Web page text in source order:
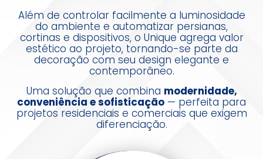
Além de controlar facilmente a luminosidade
do ambiente e automatizar persianas,
cortinas e dispositivos, o Unique agrega valor
estético ao projeto, tornando-se parte da
decoração com seu design elegante e
contemporâneo.
Uma solução que combina modernidade,
conveniência e sofisticação — perfeita para
projetos residenciais e comerciais que exigem
diferenciação.